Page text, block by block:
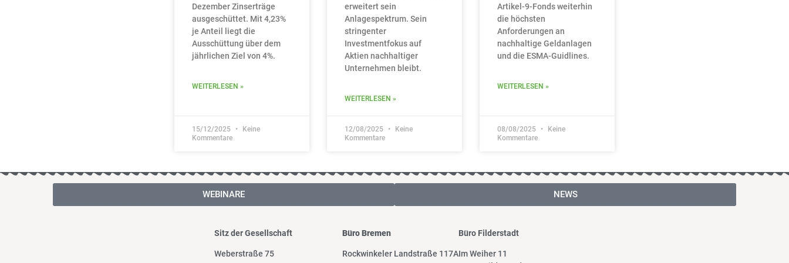
Dezember Zinserträge
ausgeschüttet. Mit 4,23%
je Anteil liegt die
Ausschüttung über dem
jährlichen Ziel von 4%.
WEITERLESEN »
15/12/2025
Keine
Kommentare
erweitert sein
Anlagespektrum. Sein
stringenter
Investmentfokus auf
Aktien nachhaltiger
Unternehmen bleibt.
WEITERLESEN »
12/08/2025
Keine
Kommentare
Artikel-9-Fonds weiterhin
die höchsten
Anforderungen an
nachhaltige Geldanlagen
und die ESMA-Guidlines.
WEITERLESEN »
08/08/2025
Keine
Kommentare
WEBINARE NEWS
Sitz der Gesellschaft
Weberstraße 75
Büro Bremen
Rockwinkeler Landstraße 117A
Büro Filderstadt
Im Weiher 11